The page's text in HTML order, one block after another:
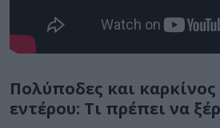
Πολύποδες και
εντέρου: Τι πρέπει να